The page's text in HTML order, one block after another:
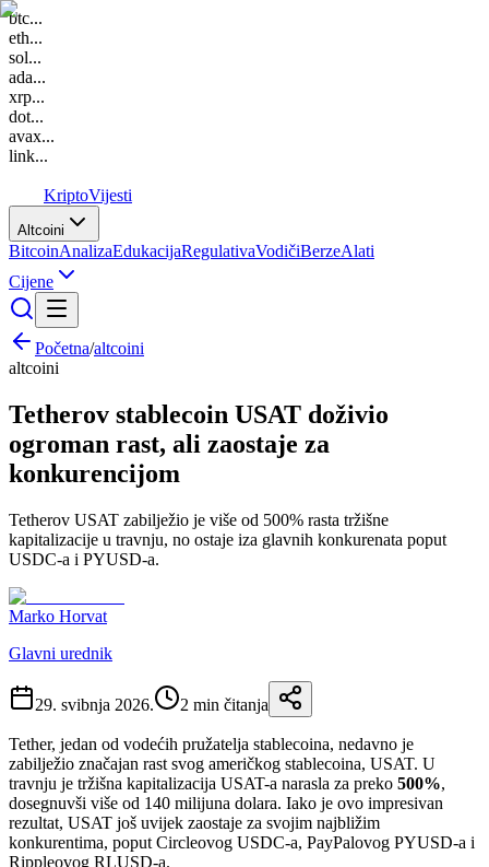
btc...
eth...
sol...
ada...
xrp...
dot...
avax...
link...
KriptoVijesti
Altcoini
BitcoinAnalizaEdukacijaRegulativaVodičiBerzeAlati
Cijene
Početna/altcoini
altcoini
Tetherov stablecoin USAT doživio
ogroman rast, ali zaostaje za
konkurencijom
Tetherov USAT zabilježio je više od 500% rasta tržišne
kapitalizacije u travnju, no ostaje iza glavnih konkurenata poput
USDC-a i PYUSD-a.
Marko Horvat
Glavni urednik
29. svibnja 2026. 2 min čitanja
Tether, jedan od vodećih pružatelja stablecoina, nedavno je
zabilježio značajan rast svog američkog stablecoina, USAT. U
travnju je tržišna kapitalizacija USAT-a narasla za preko 500%,
dosegnuvši više od 140 milijuna dolara. Iako je ovo impresivan
rezultat, USAT još uvijek zaostaje za svojim najbližim
konkurentima, poput Circleovog USDC-a, PayPalovog PYUSD-a i
Rippleovog RLUSD-a.